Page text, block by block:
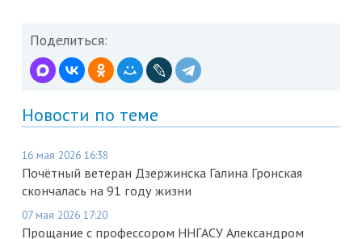
Поделиться:
Новости по теме
16 мая 2026 16:38
Почётный ветеран Дзержинска Галина Гронская
скончалась на 91 году жизни
07 мая 2026 17:20
Прощание с профессором ННГАСУ Александром